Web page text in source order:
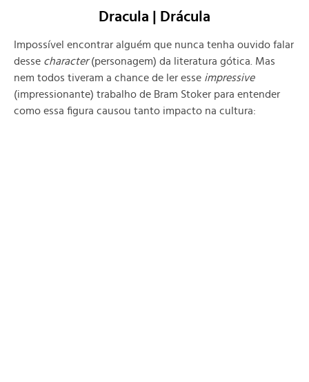
Dracula | Drácula
Impossível encontrar alguém que nunca tenha ouvido falar
desse character(personagem) da literatura gótica. Mas
nem todos tiveram a chance de ler esse impressive
(impressionante) trabalho de Bram Stoker para entender
como essa figura causou tanto impacto na cultura: